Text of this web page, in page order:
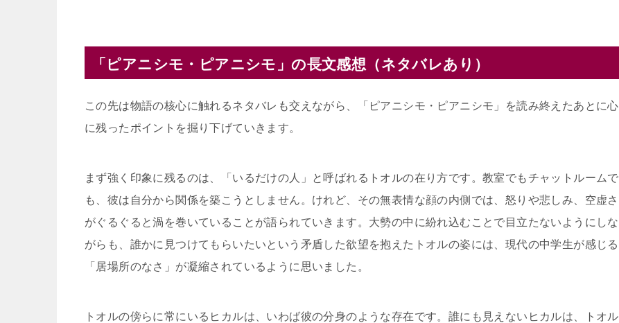
「ピアニシモ・ピアニシモ」の長文感想（ネタバレあり）
この先は物語の核心に触れるネタバレも交えながら、「ピアニシモ・ピアニシモ」を読み終えたあとに心
に残ったポイントを掘り下げていきます。
まず強く印象に残るのは、「いるだけの人」と呼ばれるトオルの在り方です。教室でもチャットルームで
も、彼は自分から関係を築こうとしません。けれど、その無表情な顔の内側では、怒りや悲しみ、空虚さ
がぐるぐると渦を巻いていることが語られていきます。大勢の中に紛れ込むことで目立たないようにしな
がらも、誰かに見つけてもらいたいという矛盾した欲望を抱えたトオルの姿には、現代の中学生が感じる
「居場所のなさ」が凝縮されているように思いました。
トオルの傍らに常にいるヒカルは、いわば彼の分身のような存在です。誰にも見えないヒカルは、トオル